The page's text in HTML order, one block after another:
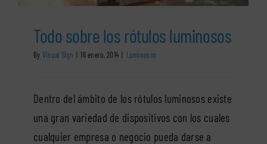
Todo sobre los rótulos luminosos
By Visual Sign | 16 enero, 2014 | Luminosos
Dentro del ámbito de los rótulos luminosos existe
una gran variedad de dispositivos con los cuales
cualquier empresa o negocio pueda darse a